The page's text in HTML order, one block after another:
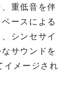
重低音を伴
ースによる
シンセサイ
サウンドを
イメージされ